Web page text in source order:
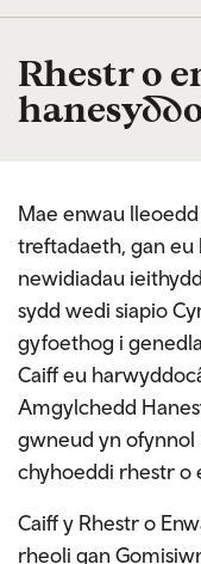
Rhestr o
Mae enwau
treftadaeth, gan eu
newidiadau
sydd wedi siapio
gyfoethog i
Caiff eu
Amgylchedd
gwneud yn ofynnol
chyhoeddi rhestr o
Caiff y Rhestr o
rheoli gan